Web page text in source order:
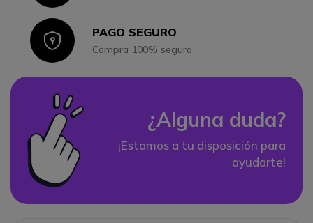
IconPAGO SEGURO
Compra 100% segura
¿Alguna duda?
¡Estamos a tu disposición para
ayudarte!